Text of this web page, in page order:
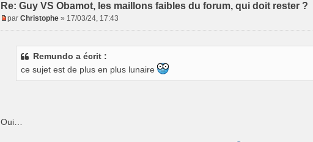
Re: Guy VS Obamot, les maillons faibles du forum, qui doit rester ?
n
par Christophe » 17/03/24, 17:43
Remundo a écrit :
ce sujet est de plus en plus lunaire
Oui…